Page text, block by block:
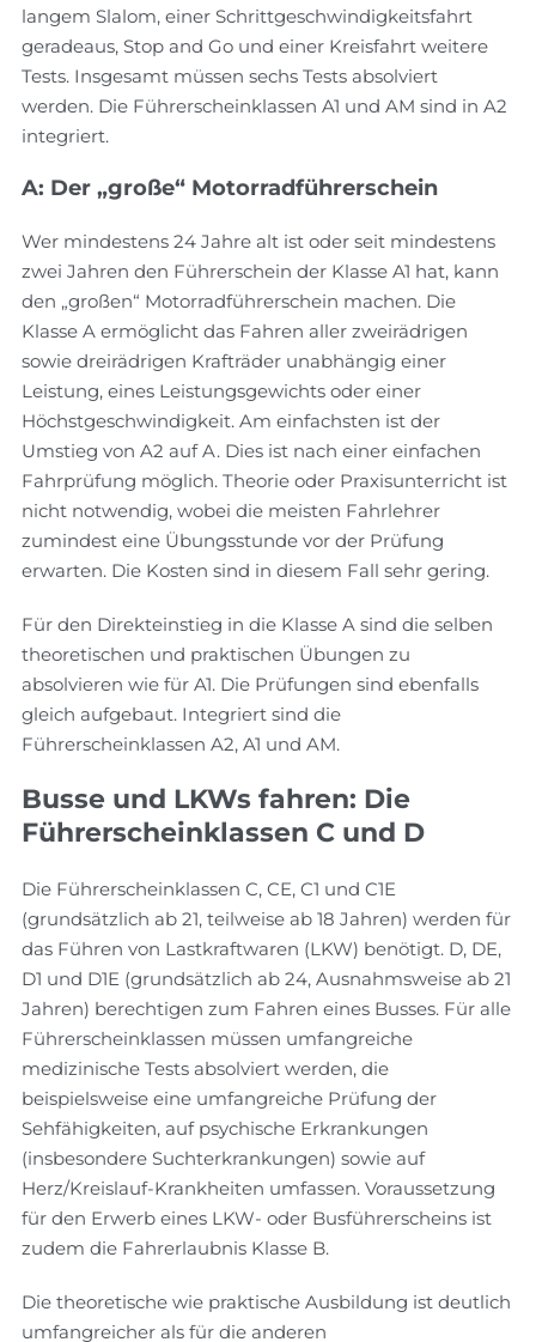
langem Slalom, einer Schrittgeschwindigkeitsfahrt
geradeaus, Stop and Go und einer Kreisfahrt weitere
Tests. Insgesamt müssen sechs Tests absolviert
werden. Die Führerscheinklassen A1 und AM sind in A2
integriert.
A: Der „große“ Motorradführerschein
Wer mindestens 24 Jahre alt ist oder seit mindestens
zwei Jahren den Führerschein der Klasse A1 hat, kann
den „großen“ Motorradführerschein machen. Die
Klasse A ermöglicht das Fahren aller zweirädrigen
sowie dreirädrigen Krafträder unabhängig einer
Leistung, eines Leistungsgewichts oder einer
Höchstgeschwindigkeit. Am einfachsten ist der
Umstieg von A2 auf A. Dies ist nach einer einfachen
Fahrprüfung möglich. Theorie oder Praxisunterricht ist
nicht notwendig, wobei die meisten Fahrlehrer
zumindest eine Übungsstunde vor der Prüfung
erwarten. Die Kosten sind in diesem Fall sehr gering.
Für den Direkteinstieg in die Klasse A sind die selben
theoretischen und praktischen Übungen zu
absolvieren wie für A1. Die Prüfungen sind ebenfalls
gleich aufgebaut. Integriert sind die
Führerscheinklassen A2, A1 und AM.
Busse und LKWs fahren: Die
Führerscheinklassen C und D
Die Führerscheinklassen C, CE, C1 und C1E
(grundsätzlich ab 21, teilweise ab 18 Jahren) werden für
das Führen von Lastkraftwaren (LKW) benötigt. D, DE,
D1 und D1E (grundsätzlich ab 24, Ausnahmsweise ab 21
Jahren) berechtigen zum Fahren eines Busses. Für alle
Führerscheinklassen müssen umfangreiche
medizinische Tests absolviert werden, die
beispielsweise eine umfangreiche Prüfung der
Sehfähigkeiten, auf psychische Erkrankungen
(insbesondere Suchterkrankungen) sowie auf
Herz/Kreislauf-Krankheiten umfassen. Voraussetzung
für den Erwerb eines LKW- oder Busführerscheins ist
zudem die Fahrerlaubnis Klasse B.
Die theoretische wie praktische Ausbildung ist deutlich
umfangreicher als für die anderen